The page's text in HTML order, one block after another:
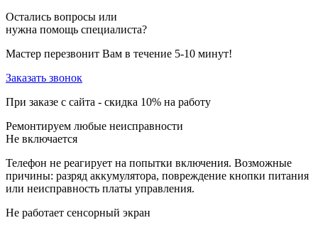
Остались вопросы или
нужна помощь специалиста?
Мастер перезвонит Вам в течение 5-10 минут!
Заказать звонок
При заказе с сайта - скидка 10% на работу
Ремонтируем любые неисправности
Не включается
Телефон не реагирует на попытки включения. Возможные
причины: разряд аккумулятора, повреждение кнопки питания
или неисправность платы управления.
Не работает сенсорный экран